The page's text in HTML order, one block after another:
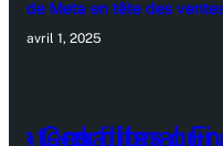
de Meta en tête des
avril 1, 2025